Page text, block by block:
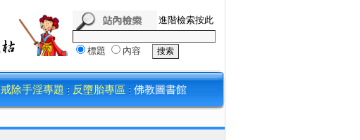
進階檢索按此
標題 內容
戒除手淫專題 反墮胎專區 佛教圖書館